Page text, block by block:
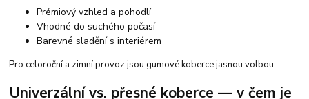
Prémiový vzhled a pohodlí
Vhodné do suchého počasí
Barevné sladění s interiérem
Pro celoroční a zimní provoz jsou gumové koberce jasnou volbou.
Univerzální vs. přesné koberce — v čem je